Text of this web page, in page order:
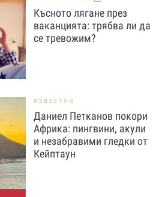
Късното лягане през
ваканцията: трябва ли да
се тревожим?
ИЗВЕСТНИ
Даниел Петканов покори
Африка: пингвини, акули
и незабравими гледки от
Кейптаун